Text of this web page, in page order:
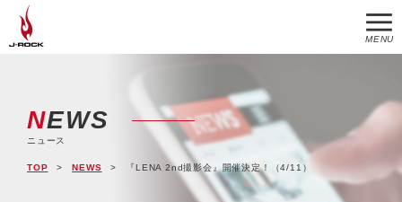
MENU
NEWS
ニュース
TOP NEWS 『LENA 2nd撮影会』開催決定！（4/11）